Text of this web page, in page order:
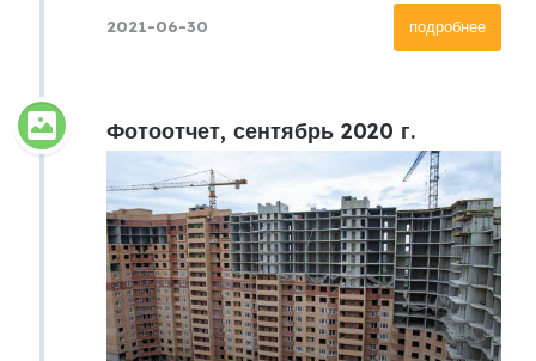
подробнее
2021-06-30
Фотоотчет, сентябрь 2020 г.